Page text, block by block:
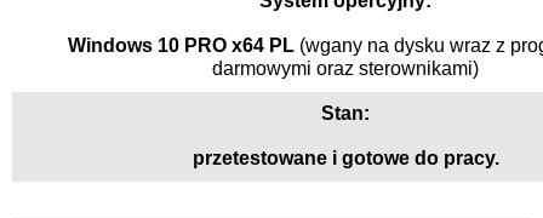
Windows 10 PRO x64 PL (wgany na dysku wraz z
darmowymi oraz sterownikami)
Stan:
przetestowane i gotowe do pracy.